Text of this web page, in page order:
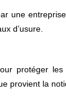
une
d’usure.
protéger
provient la